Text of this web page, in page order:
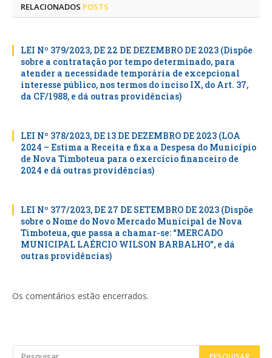
RELACIONADOS POSTS
LEI Nº 379/2023, DE 22 DE DEZEMBRO DE 2023 (Dispõe
sobre a contratação por tempo determinado, para
atender a necessidade temporária de excepcional
interesse público, nos termos do inciso IX, do Art. 37,
da CF/1988, e dá outras providências)
LEI Nº 378/2023, DE 13 DE DEZEMBRO DE 2023 (LOA
2024 – Estima a Receita e fixa a Despesa do Município
de Nova Timboteua para o exercício financeiro de
2024 e dá outras providências)
LEI Nº 377/2023, DE 27 DE SETEMBRO DE 2023 (Dispõe
sobre o Nome do Novo Mercado Municipal de Nova
Timboteua, que passa a chamar-se: “MERCADO
MUNICIPAL LAÉRCIO WILSON BARBALHO”, e dá
outras providências)
Os comentários estão encerrados.